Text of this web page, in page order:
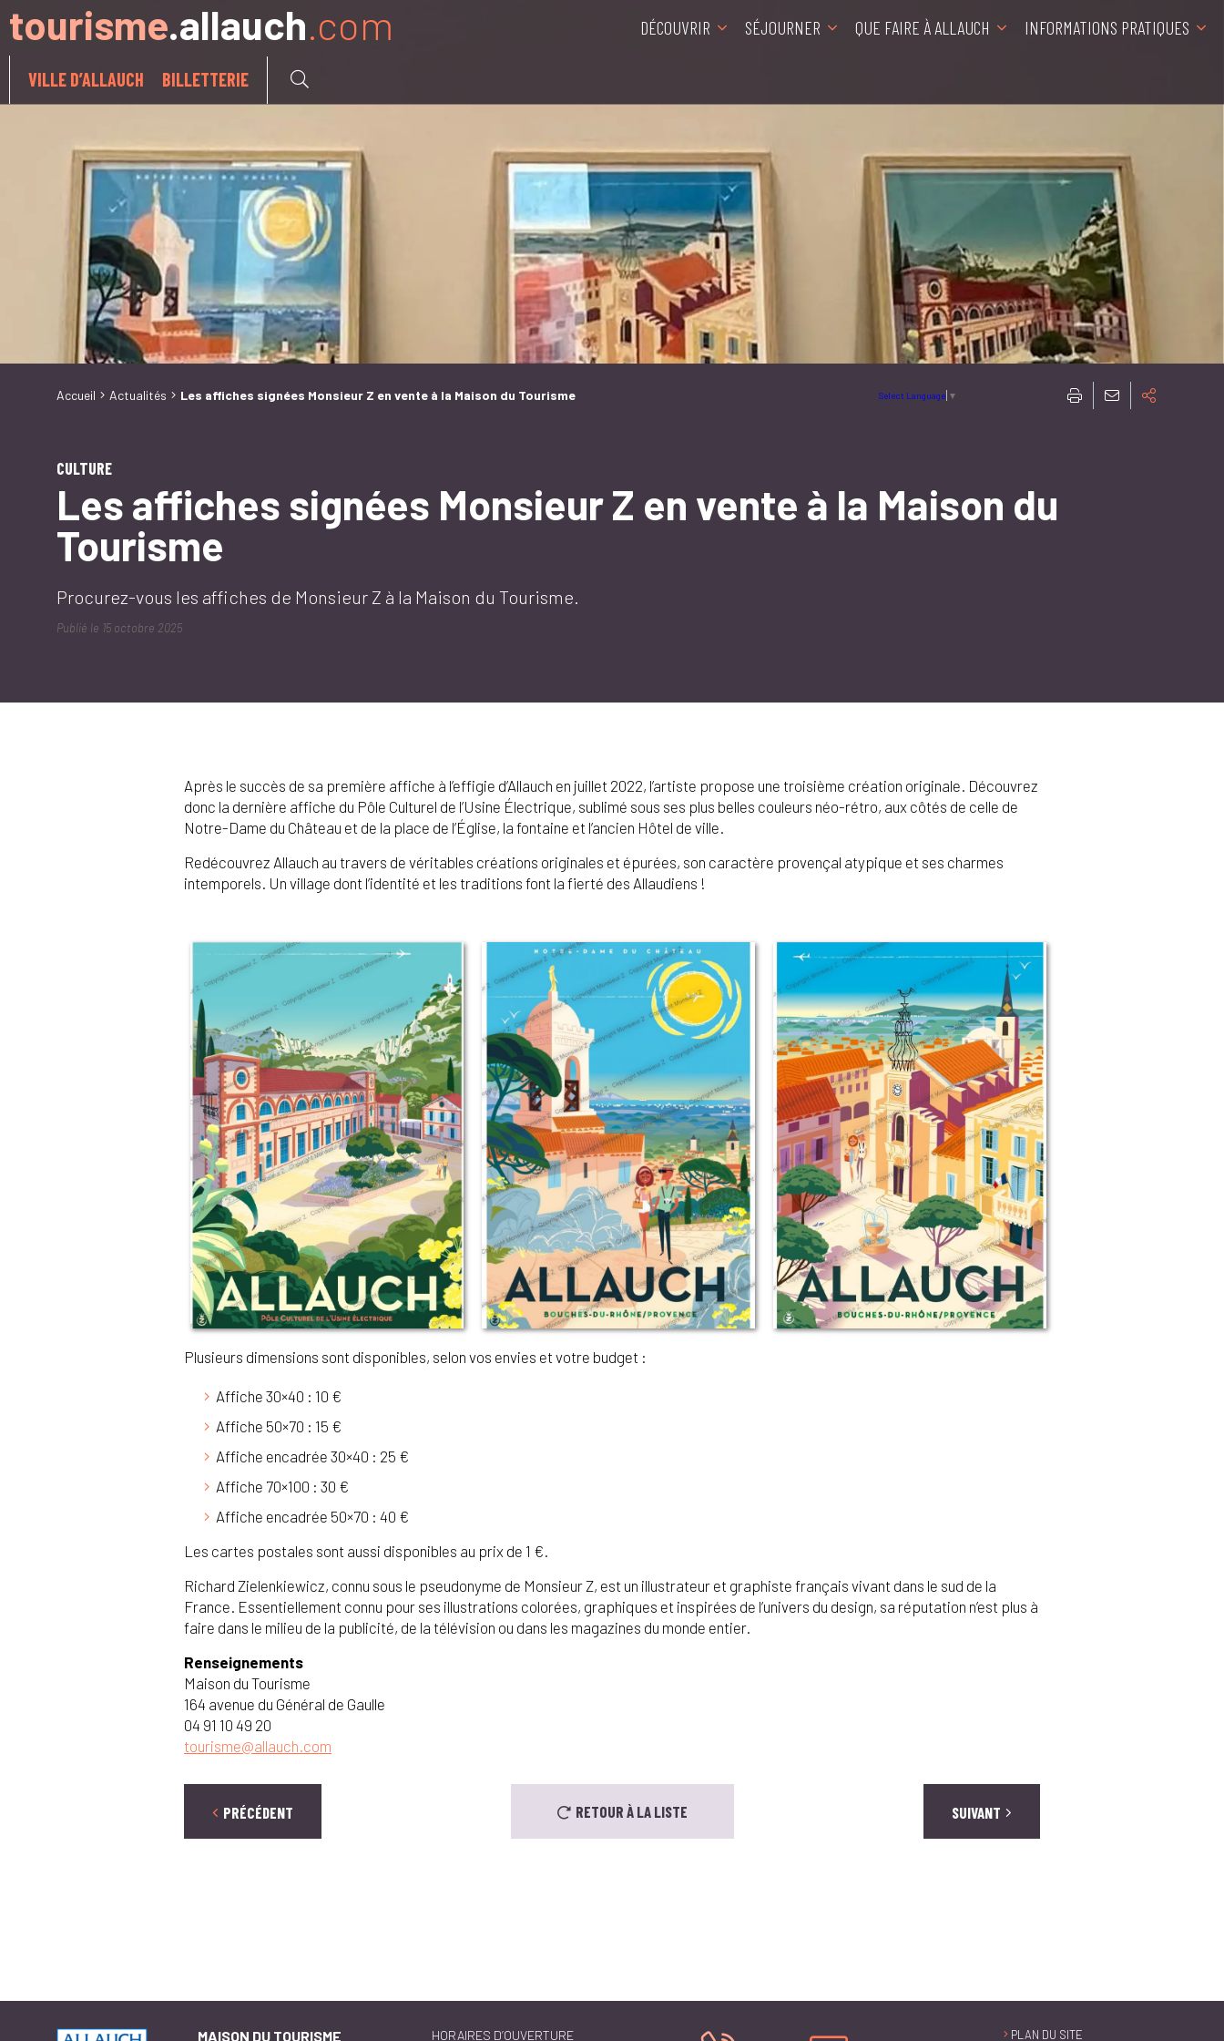
Aller à:
tourisme.allauch.com DÉCOUVRIR SÉJOURNER QUE FAIRE À ALLAUCH INFORMATIONS PRATIQUES
VILLE D’ALLAUCH BILLETTERIE
Accueil Actualités Les affiches signées Monsieur Z en vente à la Maison du Tourisme Select Language ▼
CULTURE
Les affiches signées Monsieur Z en vente à la Maison du
Tourisme
Procurez-vous les affiches de Monsieur Z à la Maison du Tourisme.
Publié le 15 octobre 2025
Après le succès de sa première affiche à l’effigie d’Allauch en juillet 2022, l’artiste propose une troisième création originale. Découvrez
donc la dernière affiche du Pôle Culturel de l’Usine Électrique, sublimé sous ses plus belles couleurs néo-rétro, aux côtés de celle de
Notre-Dame du Château et de la place de l’Église, la fontaine et l’ancien Hôtel de ville.
Redécouvrez Allauch au travers de véritables créations originales et épurées, son caractère provençal atypique et ses charmes
intemporels. Un village dont l’identité et les traditions font la fierté des Allaudiens !
Plusieurs dimensions sont disponibles, selon vos envies et votre budget :
Affiche 30×40 : 10 €
Affiche 50×70 : 15 €
Affiche encadrée 30×40 : 25 €
Affiche 70×100 : 30 €
Affiche encadrée 50×70 : 40 €
Les cartes postales sont aussi disponibles au prix de 1 €.
Richard Zielenkiewicz, connu sous le pseudonyme de Monsieur Z, est un illustrateur et graphiste français vivant dans le sud de la
France. Essentiellement connu pour ses illustrations colorées, graphiques et inspirées de l’univers du design, sa réputation n’est plus à
faire dans le milieu de la publicité, de la télévision ou dans les magazines du monde entier.
Renseignements
Maison du Tourisme
164 avenue du Général de Gaulle
04 91 10 49 20
tourisme@allauch.com
PRÉCÉDENT RETOUR À LA LISTE SUIVANT
MAISON DU TOURISME HORAIRES D’OUVERTURE PLAN DU SITE